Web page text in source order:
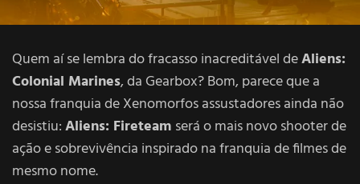
Quem aí se lembra do fracasso inacreditável deAliens:
Colonial Marines, da Gearbox? Bom, parece que a
nossa franquia de Xenomorfos assustadores ainda não
desistiu:Aliens: Fireteam será o mais novo shooter de
ação e sobrevivência inspirado na franquia de filmes de
mesmo nome.